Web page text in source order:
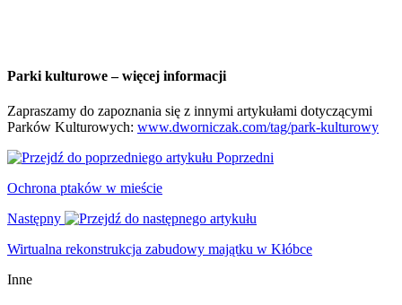
Parki kulturowe – więcej informacji
Zapraszamy do zapoznania się z innymi artykułami dotyczącymi
Parków Kulturowych: www.dworniczak.com/tag/park-kulturowy
Poprzedni
Ochrona ptaków w mieście
Następny
Wirtualna rekonstrukcja zabudowy majątku w Kłóbce
Inne